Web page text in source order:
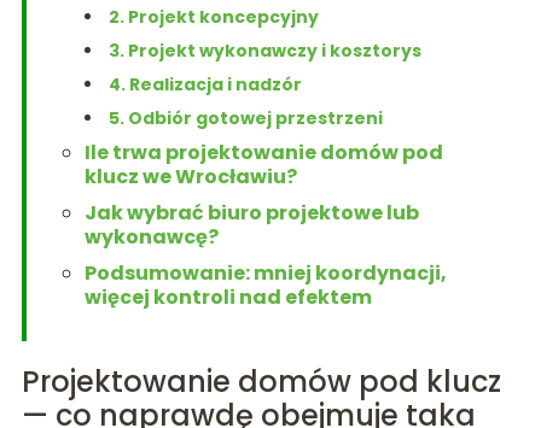
2. Projekt koncepcyjny
3. Projekt wykonawczy i kosztorys
4. Realizacja i nadzór
5. Odbiór gotowej przestrzeni
Ile trwa projektowanie domów pod
klucz we Wrocławiu?
Jak wybrać biuro projektowe lub
wykonawcę?
Podsumowanie: mniej koordynacji,
więcej kontroli nad efektem
Projektowanie domów pod klucz
— co naprawdę obejmuje taka